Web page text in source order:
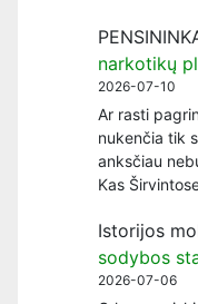
narkotikų
2026-07-10
Ar rasti
nukenčia tik
anksčiau
Kas
Istorijos
sodybos
2026-07-06